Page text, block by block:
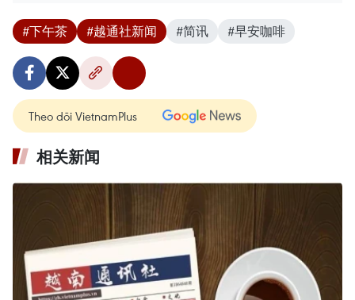
#下午茶 #越通社新闻 #简讯 #早安咖啡
Theo dõi VietnamPlus
相关新闻